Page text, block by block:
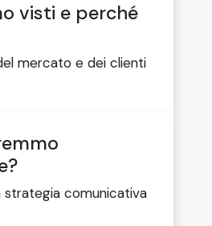
visti e perché
mercato e dei clienti
strategia comunicativa